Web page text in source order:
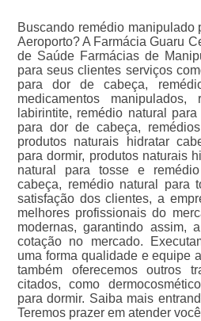
Buscando remédio manipulado
Aeroporto? A Farmácia Guaru
de Saúde Farmácias de
para seus clientes serviços
para dor de cabeça,
medicamentos
labirintite, remédio natural
para dor de cabeça,
produtos naturais hidratar
para dormir, produtos naturais
natural para tosse e
cabeça, remédio natural para
satisfação dos clientes, a
melhores profissionais do
modernas, garantindo assim,
cotação no mercado.
uma forma qualidade e equipe
também oferecemos outros
citados, como
para dormir. Saiba mais
Teremos prazer em atender